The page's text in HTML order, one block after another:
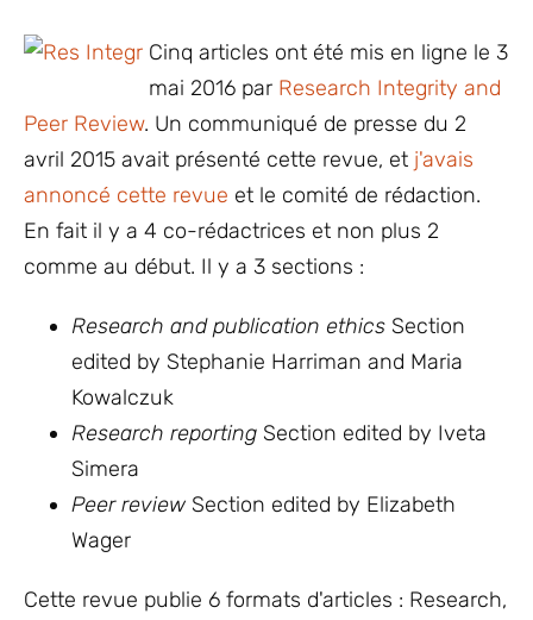
Cinq articles ont été mis en ligne le 3
mai 2016 par Research Integrity and
Peer Review. Un communiqué de presse du 2
avril 2015 avait présenté cette revue, et j'avais
annoncé cette revue et le comité de rédaction.
En fait il y a 4 co-rédactrices et non plus 2
comme au début. Il y a 3 sections :
Research and publication ethics Section
edited by Stephanie Harriman and Maria
Kowalczuk
Research reporting Section edited by Iveta
Simera
Peer review Section edited by Elizabeth
Wager
Cette revue publie 6 formats d'articles : Research,